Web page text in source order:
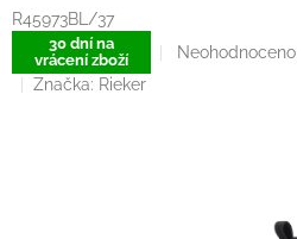
R45973BL/37
30 dní na
vrácení zboží
Průměrné
Neohodnoceno
Značka: Rieker